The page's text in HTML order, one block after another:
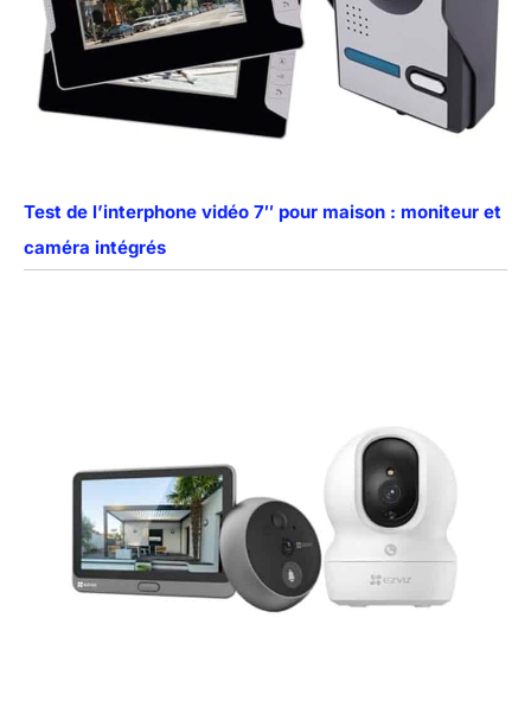
Test de l’interphone vidéo 7″ pour maison : moniteur et
caméra intégrés